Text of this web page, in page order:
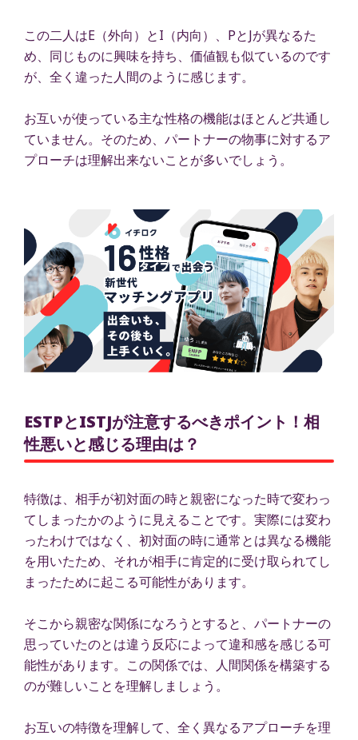
この二人はE（外向）とI（内向）、PとJが異なるた
め、同じものに興味を持ち、価値観も似ているのです
が、全く違った人間のように感じます。
お互いが使っている主な性格の機能はほとんど共通し
ていません。そのため、パートナーの物事に対するア
プローチは理解出来ないことが多いでしょう。
ESTPとISTJが注意するべきポイント！相
性悪いと感じる理由は？
特徴は、相手が初対面の時と親密になった時で変わっ
てしまったかのように見えることです。実際には変わ
ったわけではなく、初対面の時に通常とは異なる機能
を用いたため、それが相手に肯定的に受け取られてし
まったために起こる可能性があります。
そこから親密な関係になろうとすると、パートナーの
思っていたのとは違う反応によって違和感を感じる可
能性があります。この関係では、人間関係を構築する
のが難しいことを理解しましょう。
お互いの特徴を理解して、全く異なるアプローチを理